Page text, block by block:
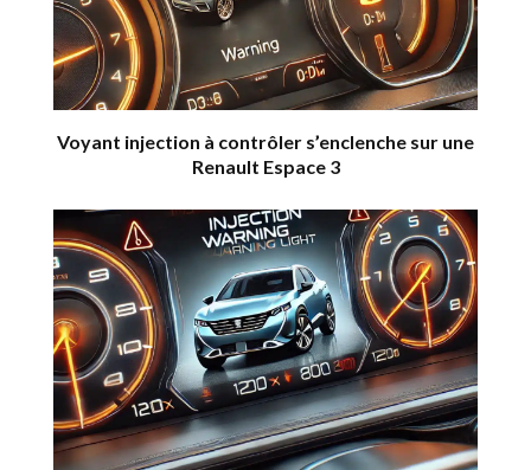
Voyant injection à contrôler s’enclenche sur une
Renault Espace 3